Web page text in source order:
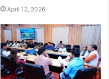
April 12, 2026